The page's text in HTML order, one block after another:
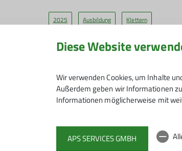
2025 Ausbildung Klettern
REDUNDANZ * STUMPF
KURZPRUSIK *
Diese Website
Wir verwenden Cookies, um Inhalte
Außerdem geben wir Informationen
Informationen möglicherweise mit
APS SERVICES GMBH